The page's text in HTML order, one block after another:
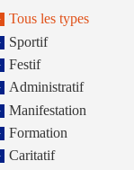
Tous les types
Sportif
Festif
Administratif
Manifestation
Formation
Caritatif